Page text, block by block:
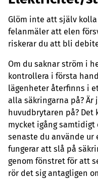
Glöm inte att själv
felanmäler att elen
riskerar du att bli
Om du saknar ström i
kontrollera i första
lägenheter återfinns i
alla säkringarna på?
huvudbrytaren på? Det
mycket igång
senaste du använde
fungerar att slå på
genom fönstret för att
rör det sig antagligen